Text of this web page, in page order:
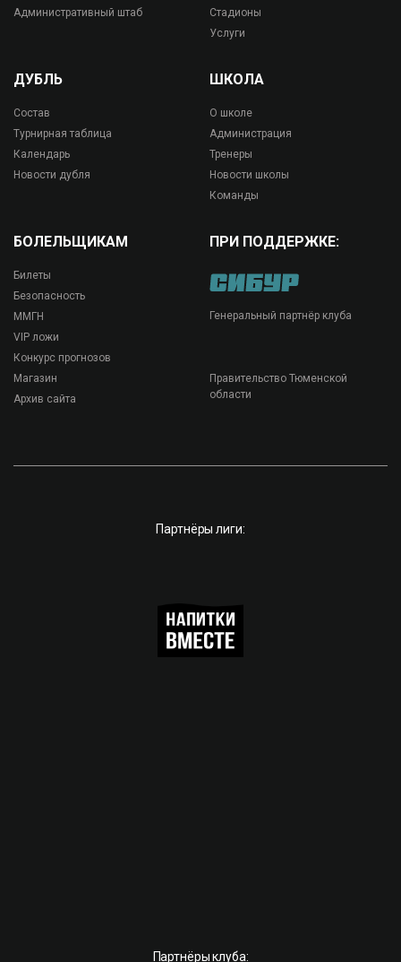
Административный штаб
Стадионы
Услуги
ДУБЛЬ
Состав
Турнирная таблица
Календарь
Новости дубля
ШКОЛА
О школе
Администрация
Тренеры
Новости школы
Команды
БОЛЕЛЬЩИКАМ
Билеты
Безопасность
ММГН
VIP ложи
Конкурс прогнозов
Магазин
Архив сайта
ПРИ ПОДДЕРЖКЕ:
Генеральный партнёр клуба
Правительство Тюменской
области
Партнёры лиги:
Партнёры клуба: